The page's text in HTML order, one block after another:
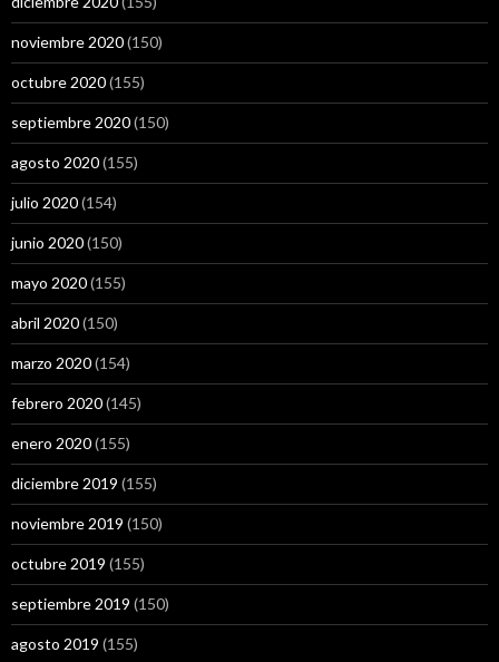
noviembre 2020(150)
octubre 2020(155)
septiembre 2020(150)
agosto 2020(155)
julio 2020(154)
junio 2020(150)
mayo 2020(155)
abril 2020(150)
marzo 2020(154)
febrero 2020(145)
enero 2020(155)
diciembre 2019 (155)
noviembre 2019 (150)
octubre 2019 (155)
septiembre 2019 (150)
agosto 2019 (155)